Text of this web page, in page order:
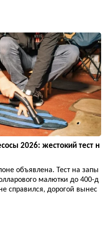
2026: жестокий тест н
объявлена. Тест на запы
малютки до 400-д
справился, дорогой вынес